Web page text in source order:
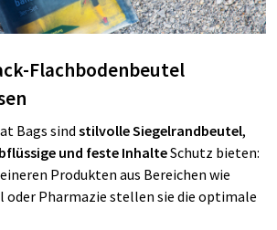
Flachbodenbeutel
Bags sind stilvolle Siegelrandbeutel,
und feste InhalteSchutz bieten:
Produkten aus Bereichen wie
oder Pharmazie stellen sie die optimale